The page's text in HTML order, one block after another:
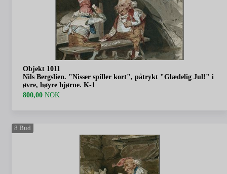
Objekt 1011
Nils Bergslien. "Nisser spiller kort", påtrykt "Glædelig Jul!" i
øvre, høyre hjørne. K-1
800,00 NOK
8 Bud